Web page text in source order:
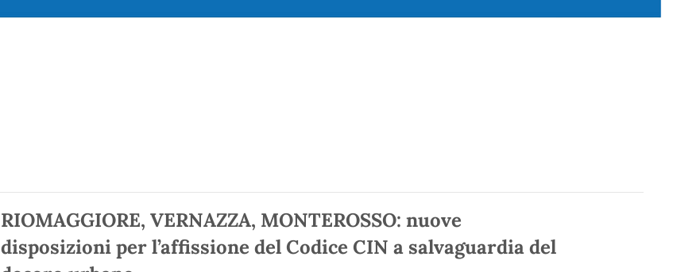
RIOMAGGIORE, VERNAZZA, MONTEROSSO: nuove
disposizioni per l’affissione del Codice CIN a salvaguardia del